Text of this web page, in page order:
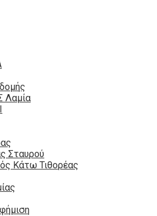
Λαμία
Σταυρού
Κάτω Τιθορέας